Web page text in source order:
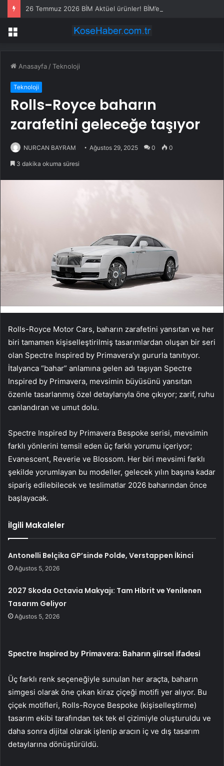
Menü
Anasayfa /Teknoloji
Teknoloji
Rolls-Royce baharın
zarafetini geleceğe taşıyor
NURCAN BAYRAM Ağustos 29, 2025 0 0
3 dakika okuma süresi
Rolls-Royce Motor Cars, baharın zarafetini yansıtan ve her
biri tamamen kişiselleştirilmiş tasarımlardan oluşan bir seri
olan Spectre Inspired by Primavera’yı gururla tanıtıyor.
İtalyanca “bahar” anlamına gelen adı taşıyan Spectre
Inspired by Primavera, mevsimin büyüsünü yansıtan
özenle tasarlanmış özel detaylarıyla öne çıkıyor; zarif, ruhu
canlandıran ve umut dolu.
Spectre Inspired by Primavera Bespoke serisi, mevsimin
farklı yönlerini temsil eden üç farklı yorumu içeriyor;
Evanescent, Reverie ve Blossom. Her biri mevsimi farklı
şekilde yorumlayan bu modeller, gelecek yılın başına kadar
sipariş edilebilecek ve teslimatlar 2026 baharından önce
başlayacak.
İlgili Makaleler
Antonelli Belçika GP’sinde Polde, Verstappen İkinci
Ağustos 5, 2026
2027 Skoda Octavia Makyajı: Tam Hibrit ve Yenilenen
Tasarım Geliyor
Ağustos 5, 2026
Spectre Inspired by Primavera: Baharın şiirsel ifadesi
Üç farklı renk seçeneğiyle sunulan her araçta, baharın
simgesi olarak öne çıkan kiraz çiçeği motifi yer alıyor. Bu
çiçek motifleri, Rolls-Royce Bespoke (kişiselleştirme)
tasarım ekibi tarafından tek tek el çizimiyle oluşturuldu ve
daha sonra dijital olarak işlenip aracın iç ve dış tasarım
detaylarına dönüştürüldü.